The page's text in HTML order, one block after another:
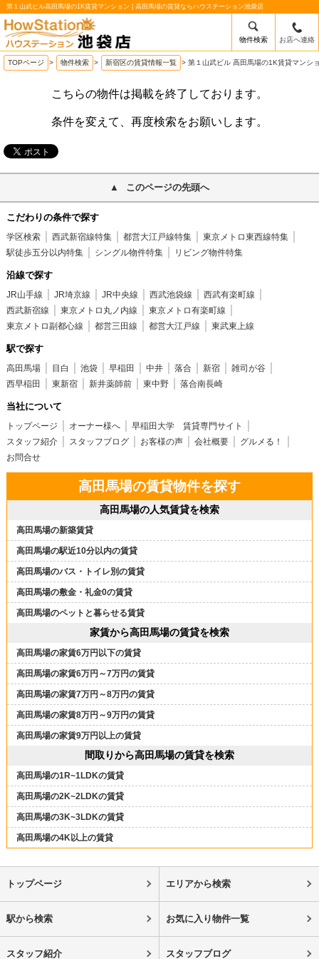
第１山武ビル高田馬場の1K賃貸マンション | 高田馬場の賃貸ならハウステーション池袋店
/mobile_img/head-logo.png
物件検索 お店へ連絡
TOPページ > 物件検索 > 新宿区の賃貸情報一覧 > 第１山武ビル 高田馬場の1K賃貸マンシ
こちらの物件は掲載を終了しております。
条件を変えて、再度検索をお願いします。
このページの先頭へ
こだわりの条件で探す
学区検索 西武新宿線特集 都営大江戸線特集
東京メトロ東西線特集
駅徒歩五分以内特集
シングル物件特集 リビング物件特集
沿線で探す
JR山手線 JR埼京線 JR中央線 西武池袋線
西武有楽町線
西武新宿線
東京メトロ丸ノ内線
東京メトロ有楽町線
東京メトロ副都心線
都営三田線 都営大江戸線 東武東上線
駅で探す
高田馬場 目白 池袋 早稲田 中井 落合 新宿
雑司が谷
西早稲田
東新宿 新井薬師前 東中野 落合南長崎
当社について
トップページ オーナー様へ
早稲田大学 賃貸専門サイト
スタッフ紹介
スタッフブログ お客様の声 会社概要
グルメる！
お問合せ
高田馬場の賃貸物件を探す
高田馬場の人気賃貸を検索
高田馬場の新築賃貸
高田馬場の駅近10分以内の賃貸
高田馬場のバス・トイレ別の賃貸
高田馬場の敷金・礼金0の賃貸
高田馬場のペットと暮らせる賃貸
家賃から高田馬場の賃貸を検索
高田馬場の家賃6万円以下の賃貸
高田馬場の家賃6万円～7万円の賃貸
高田馬場の家賃7万円～8万円の賃貸
高田馬場の家賃8万円～9万円の賃貸
高田馬場の家賃9万円以上の賃貸
間取りから高田馬場の賃貸を検索
高田馬場の1R~1LDKの賃貸
高田馬場の2K~2LDKの賃貸
高田馬場の3K~3LDKの賃貸
高田馬場の4K以上の賃貸
トップページ エリアから検索
駅から検索 お気に入り物件一覧
スタッフ紹介 スタッフブログ